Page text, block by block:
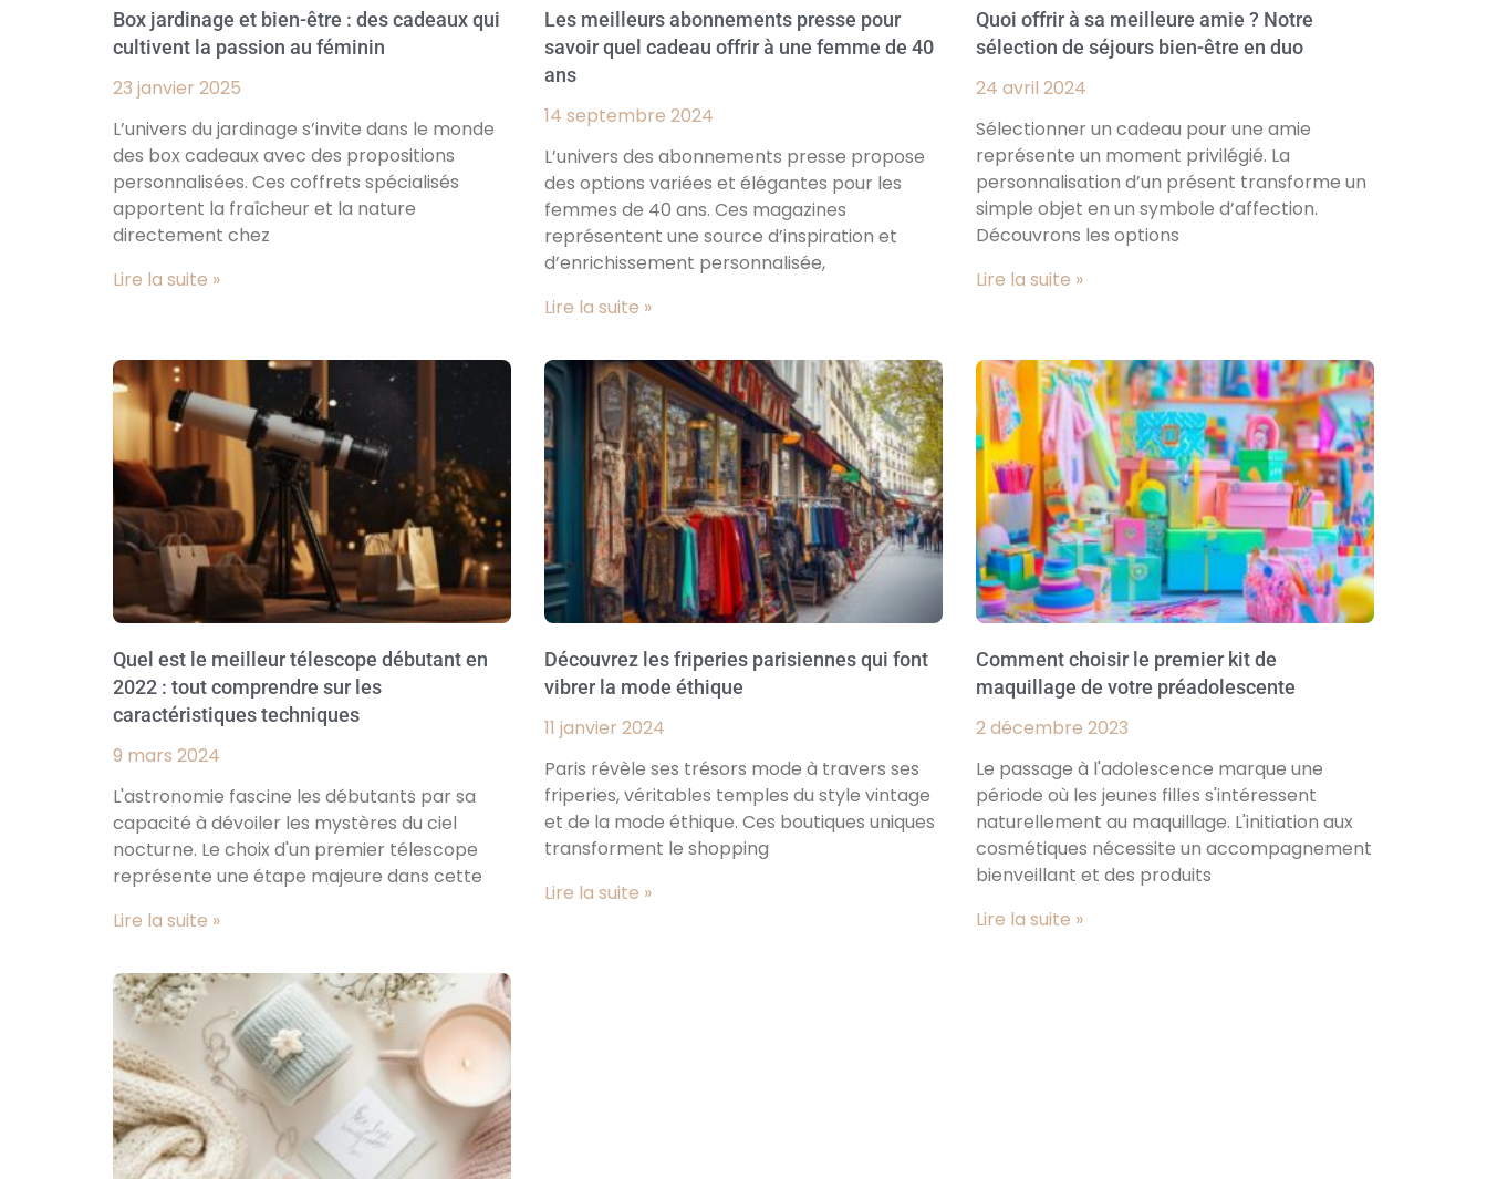
Box jardinage et bien-être : des cadeaux qui
cultivent la passion au féminin
23 janvier 2025
L’univers du jardinage s’invite dans le monde
des box cadeaux avec des propositions
personnalisées. Ces coffrets spécialisés
apportent la fraîcheur et la nature
directement chez
Lire la suite »
Les meilleurs abonnements presse pour
savoir quel cadeau offrir à une femme de 40
ans
14 septembre 2024
L’univers des abonnements presse propose
des options variées et élégantes pour les
femmes de 40 ans. Ces magazines
représentent une source d’inspiration et
d’enrichissement personnalisée,
Lire la suite »
Quoi offrir à sa meilleure amie ? Notre
sélection de séjours bien-être en duo
24 avril 2024
Sélectionner un cadeau pour une amie
représente un moment privilégié. La
personnalisation d’un présent transforme un
simple objet en un symbole d’affection.
Découvrons les options
Lire la suite »
Quel est le meilleur télescope débutant en
2022 : tout comprendre sur les
caractéristiques techniques
9 mars 2024
L'astronomie fascine les débutants par sa
capacité à dévoiler les mystères du ciel
nocturne. Le choix d'un premier télescope
représente une étape majeure dans cette
Lire la suite »
Découvrez les friperies parisiennes qui font
vibrer la mode éthique
11 janvier 2024
Paris révèle ses trésors mode à travers ses
friperies, véritables temples du style vintage
et de la mode éthique. Ces boutiques uniques
transforment le shopping
Lire la suite »
Comment choisir le premier kit de
maquillage de votre préadolescente
2 décembre 2023
Le passage à l'adolescence marque une
période où les jeunes filles s'intéressent
naturellement au maquillage. L'initiation aux
cosmétiques nécessite un accompagnement
bienveillant et des produits
Lire la suite »